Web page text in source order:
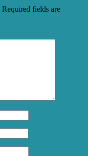
Required fields are